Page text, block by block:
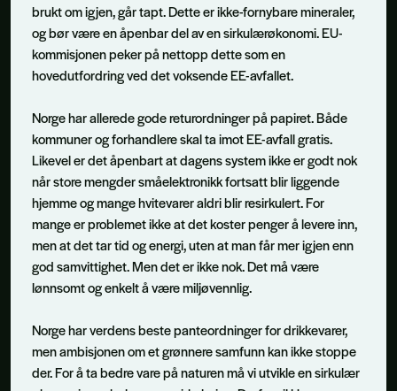
brukt om igjen, går tapt. Dette er ikke-fornybare mineraler,
og bør være en åpenbar del av en sirkulærøkonomi. EU-
kommisjonen peker på nettopp dette som en
hovedutfordring ved det voksende EE-avfallet.
Norge har allerede gode returordninger på papiret. Både
kommuner og forhandlere skal ta imot EE-avfall gratis.
Likevel er det åpenbart at dagens system ikke er godt nok
når store mengder småelektronikk fortsatt blir liggende
hjemme og mange hvitevarer aldri blir resirkulert. For
mange er problemet ikke at det koster penger å levere inn,
men at det tar tid og energi, uten at man får mer igjen enn
god samvittighet. Men det er ikke nok. Det må være
lønnsomt og enkelt å være miljøvennlig.
Norge har verdens beste panteordninger for drikkevarer,
men ambisjonen om et grønnere samfunn kan ikke stoppe
der. For å ta bedre vare på naturen må vi utvikle en sirkulær